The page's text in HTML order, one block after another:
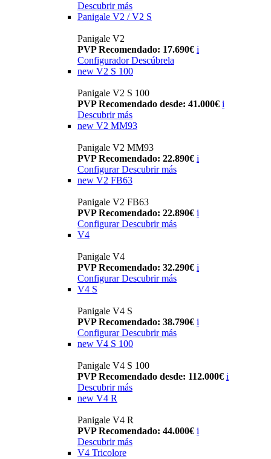
Descubrir más
Panigale V2 / V2 S
Panigale V2
PVP Recomendado: 17.690€ i
Configurador Descúbrela
new V2 S 100
Panigale V2 S 100
PVP Recomendado desde: 41.000€ i
Descubrir más
new V2 MM93
Panigale V2 MM93
PVP Recomendado: 22.890€ i
Configurar Descubrir más
new V2 FB63
Panigale V2 FB63
PVP Recomendado: 22.890€ i
Configurar Descubrir más
V4
Panigale V4
PVP Recomendado: 32.290€ i
Configurar Descubrir más
V4 S
Panigale V4 S
PVP Recomendado: 38.790€ i
Configurar Descubrir más
new V4 S 100
Panigale V4 S 100
PVP Recomendado desde: 112.000€ i
Descubrir más
new V4 R
Panigale V4 R
PVP Recomendado: 44.000€ i
Descubrir más
V4 Tricolore